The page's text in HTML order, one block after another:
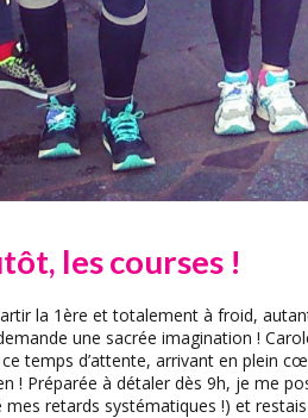
les courses !
la 1ère et totalement à froid,
une sacrée imagination !
temps d’attente, arrivant en plein
! Préparée à détaler dès 9h, je me
mes retards systématiques !) et